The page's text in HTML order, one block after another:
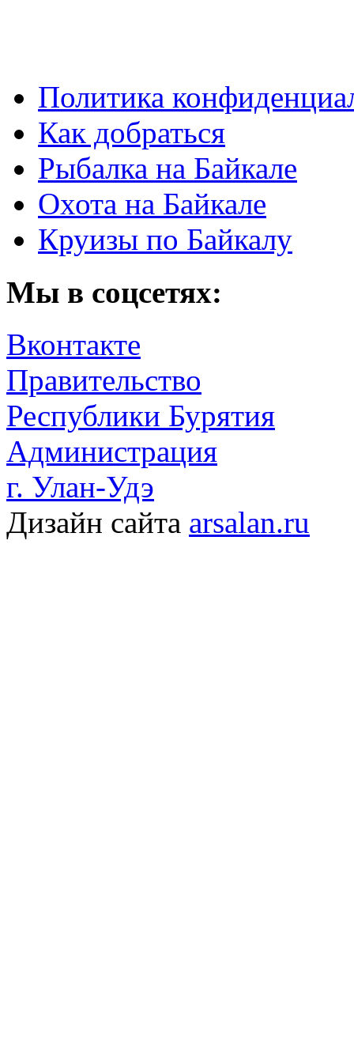
Политика
Как добраться
Рыбалка на Байкале
Охота на Байкале
Круизы по Байкалу
Мы в соцсетях:
Вконтакте
Правительство
Республики Бурятия
Администрация
г. Улан-Удэ
Дизайн сайта arsalan.ru